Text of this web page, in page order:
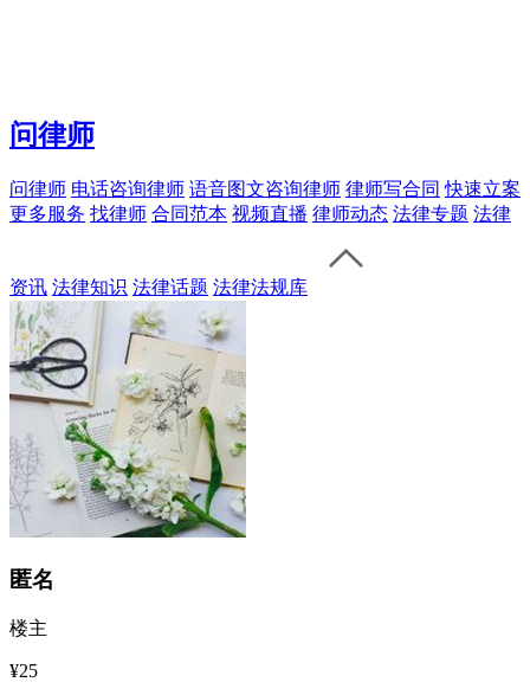
问律师
问律师 电话咨询律师 语音图文咨询律师 律师写合同 快速立案
更多服务 找律师 合同范本 视频直播 律师动态 法律专题 法律
资讯 法律知识 法律话题 法律法规库
匿名
楼主
¥25